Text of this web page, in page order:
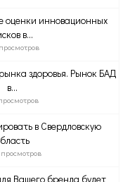
оценки инновационных
в...
здоровья. Рынок БАД
в...
в Свердловскую
просмотров
Вашего бренда будет